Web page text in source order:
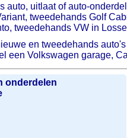
auto, uitlaat of auto-
tweedehands Golf
tweedehands VW in
en tweedehands
een Volkswagen garage,
onderdelen